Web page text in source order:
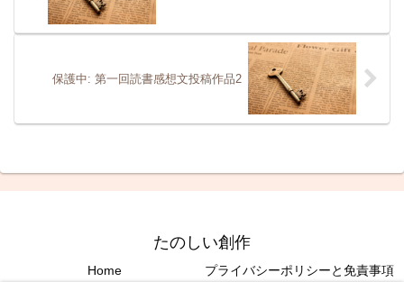
保護中: 第一回読書感想文投稿作品2
たのしい創作
Home プライバシーポリシーと免責事項